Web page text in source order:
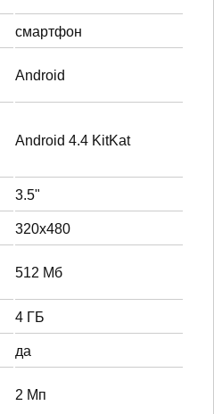
смартфон
Android
Android 4.4 KitKat
3.5"
320x480
512 Мб
4 ГБ
да
2 Мп